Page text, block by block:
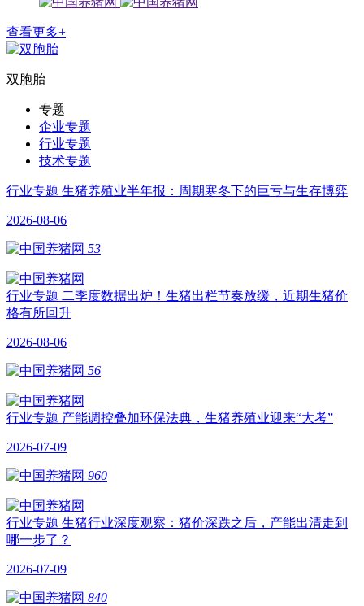
查看更多+
双胞胎
专题
企业专题
行业专题
技术专题
行业专题 生猪养殖业半年报：周期寒冬下的巨亏与生存博弈
2026-08-06
53
行业专题 二季度数据出炉！生猪出栏节奏放缓，近期生猪价
格有所回升
2026-08-06
56
行业专题 产能调控叠加环保法典，生猪养殖业迎来“大考”
2026-07-09
960
行业专题 生猪行业深度观察：猪价深跌之后，产能出清走到
哪一步了？
2026-07-09
840